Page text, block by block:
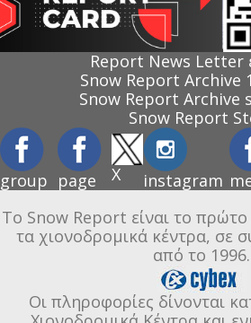
Report News Letter
Snow Report Archive
Snow Report Archive
Snow Report
group page X instagram
Το Snow Report είναι το
τα χιονοδρομικά κέντρα, σε
από το 1996.
Οι πληροφορίες δίνονται